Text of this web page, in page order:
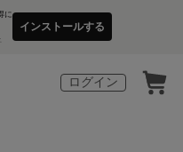
に
インストールする
ログイン